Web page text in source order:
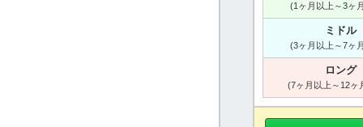
(1ヶ月以上～3ヶ
ミドル
(3ヶ月以上～7ヶ
ロング
(7ヶ月以上～12ヶ